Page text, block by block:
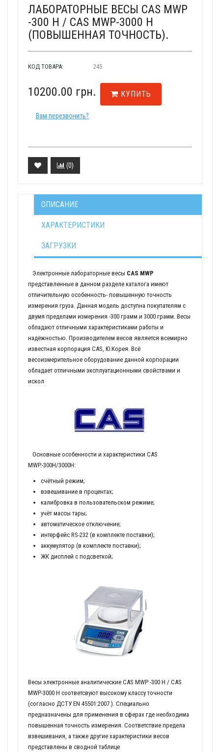
ЛАБОРАТОРНЫЕ ВЕСЫ CAS MWP
-300 H / CAS MWP-3000 H
(ПОВЫШЕННАЯ ТОЧНОСТЬ).
КОД ТОВАРА: 245
10200.00 грн. КУПИТЬ
Вам перезвонить?
(0)
ОПИСАНИЕ
ХАРАКТЕРИСТИКИ
ЗАГРУЗКИ
Электронные лабораторные весы CAS MWP
представленные в данном разделе каталога имеют
отличительную особенность- повышенную точность
измерения груза. Данная модель доступна покупателям с
двумя пределами измерения -300 грамм и 3000 грамм. Весы
обладают отличными характеристиками работы и
надёжностью. Производителем весов является всемирно
известная корпорация CAS, Ю.Корея. Всё
весоизмерительное оборудование данной корпорации
обладает отличными эксплуатационными свойствами и
искол
Основные особенности и характеристики CAS
MWP.-300Н/3000Н:
счётный режим;
взвешивание в процентах;
калибровка в пользовательском режиме;
учёт массы тары;
автоматическое отключение;
интерфейс RS-232 (в комплекте поставки);
аккумулятор (в комплекте поставки);
ЖК дисплей с подсветкой;
Весы электронные аналитические CAS MWP -300 H / CAS
MWP-3000 H соответсвуют высокому классу точности
(согласно ДСТУ EN 45501:2007 ). Специально
предназначены для применения в сферах где необходима
повышенная точность измерения. Соответствие предела
взвешивания, а также другие характеристики весов
представлены в сводной таблице